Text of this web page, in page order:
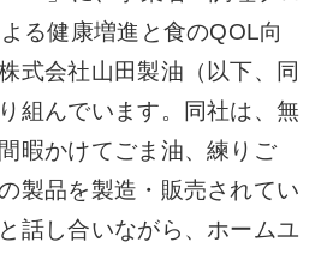
る健康増進と食のQOL向
式会社山田製油（以下、同
組んでいます。同社は、無
暇かけてごま油、練りご
製品を製造・販売されてい
話し合いながら、ホームユ